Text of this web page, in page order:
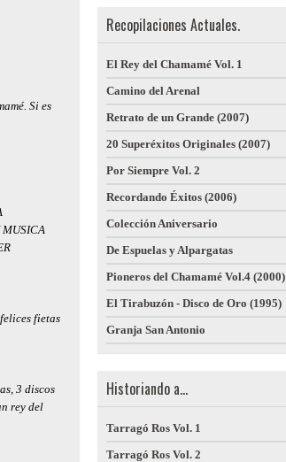
Si es
MUSICA
fietas
3 discos
rey del
Recopilaciones Actuales.
El Rey del Chamamé Vol. 1
Camino del Arenal
Retrato de un Grande (2007)
20 Superéxitos Originales (2007)
Por Siempre Vol. 2
Recordando Éxitos (2006)
Colección Aniversario
De Espuelas y Alpargatas
Pioneros del Chamamé Vol.4 (2000)
El Tirabuzón - Disco de Oro (1995)
Granja San Antonio
Historiando a...
Tarragó Ros Vol. 1
Tarragó Ros Vol. 2